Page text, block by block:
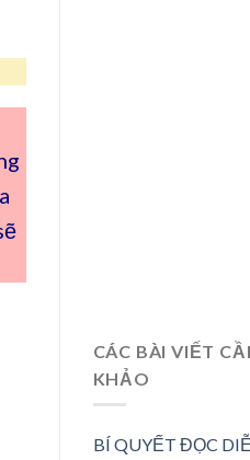
CÁC BÀI VIẾT
KHẢO
BÍ QUYẾT ĐỌC